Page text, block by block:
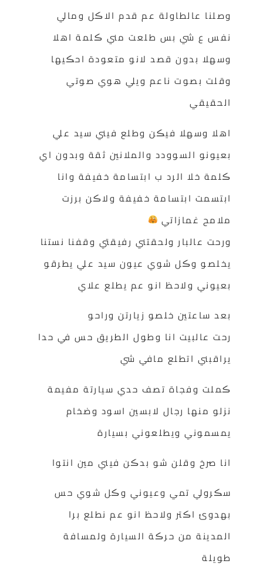
وصلنا عالطاولة عم قدم الاڪل ومالي
نفس ع شي بس طلعت مني ڪلمة اهلا
وسهلا بدون قصد لانو متعودة احڪيها
وقلت بصوت ناعم ويلي هوي صوتي
الحقيقي
اهلا وسهلا فيڪن وطلع فيني سيد علي
بعيونو السوودد والملانين ثقة وبدون اي
ڪلمة خلا الرد ب ابتسامة خفيفة وانا
ابتسمت ابتسامة خفيفة ولاڪن برزت
ملامح غمازاتي
ورحت عالبار ولحقتني رفيقتي وقفنا نستنا
يخلصو وڪل شوي عيون سيد علي يطرقو
بعيوني ولاحظ انو عم يطلع علاي
بعد ساعتين خلصو زيارتن وراحو
رحت عالبيت انا وطول الطريق حس في حدا
يراقبني اتطلع مافي شي
ڪملت وفجاة تصف حدي سيارتة مفيمة
نزلو منها رجال لابسين اسود وضخام
يمسموني ويطلعوني بسيارة
انا صرخ وقلن شو بدڪن فيني مين انتوا
سڪرولي تمي وعيوني وڪل شوي حس
بهدوئ اڪتر ولاحظ انو عم نطلع برا
المدينة من حرڪة السيارة ولمسافة